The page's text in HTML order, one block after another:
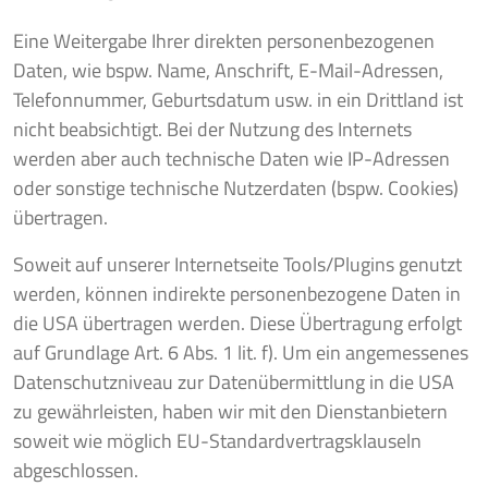
Eine Weitergabe Ihrer direkten personenbezogenen
Daten, wie bspw. Name, Anschrift, E-Mail-Adressen,
Telefonnummer, Geburtsdatum usw. in ein Drittland ist
nicht beabsichtigt. Bei der Nutzung des Internets
werden aber auch technische Daten wie IP-Adressen
oder sonstige technische Nutzerdaten (bspw. Cookies)
übertragen.
Soweit auf unserer Internetseite Tools/Plugins genutzt
werden, können indirekte personenbezogene Daten in
die USA übertragen werden. Diese Übertragung erfolgt
auf Grundlage Art. 6 Abs. 1 lit. f). Um ein angemessenes
Datenschutzniveau zur Datenübermittlung in die USA
zu gewährleisten, haben wir mit den Dienstanbietern
soweit wie möglich EU-Standardvertragsklauseln
abgeschlossen.